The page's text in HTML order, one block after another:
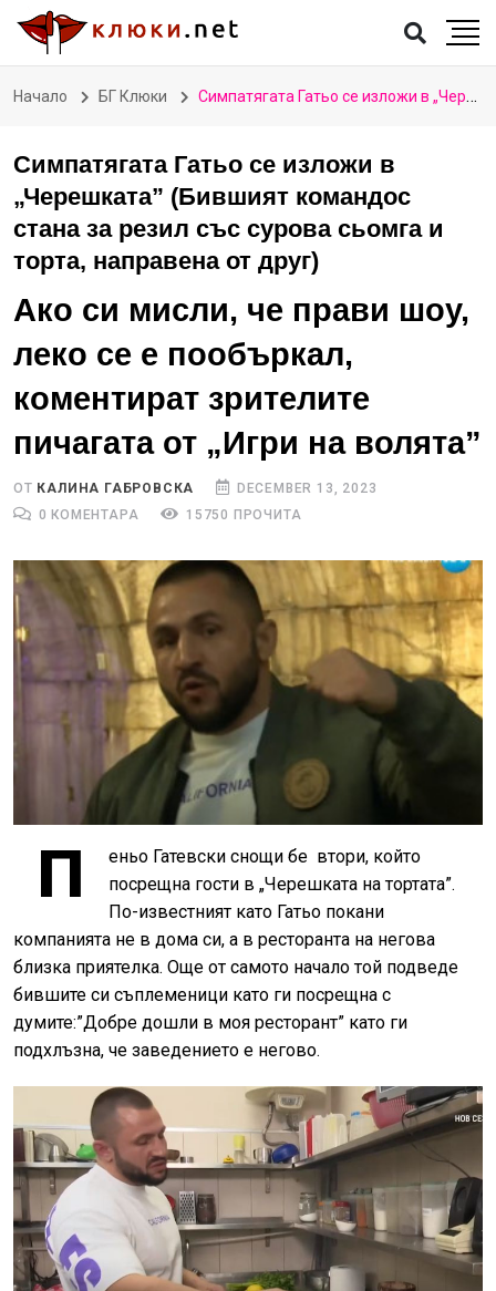
Начало БГ Клюки Симпатягата Гатьо се изложи в „Черешката” (Бившият командос стана за резил със сурова сьомга и торта, направена от друг)
Симпатягата Гатьо се изложи в
„Черешката” (Бившият командос
стана за резил със сурова сьомга и
торта, направена от друг)
Ако си мисли, че прави шоу,
леко се е пообъркал,
коментират зрителите
пичагата от „Игри на волята”
ОТ КАЛИНА ГАБРОВСКА
DECEMBER 13, 2023
0 КОМЕНТАРА
15750 ПРОЧИТА
П
еньо Гатевски снощи бе втори, който
посрещна гости в „Черешката на тортата”.
По-известният като Гатьо покани
компанията не в дома си, а в ресторанта на негова
близка приятелка. Още от самото начало той подведе
бившите си съплеменици като ги посрещна с
думите:”Добре дошли в моя ресторант” като ги
подхлъзна, че заведението е негово.